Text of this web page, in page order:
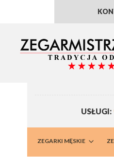
USŁUGI:
ZEGARKI MĘSKIE